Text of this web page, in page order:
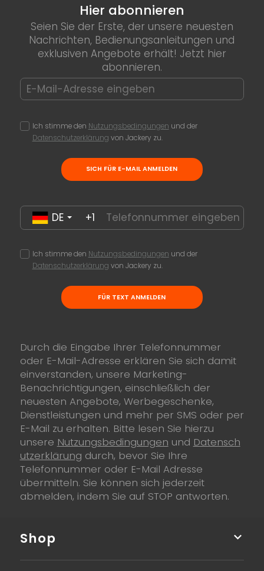
Hier abonnieren
Seien Sie der Erste, der unsere neuesten
Nachrichten, Bedienungsanleitungen und
exklusiven Angebote erhält! Jetzt hier
abonnieren.
Ich stimme den Nutzungsbedingungen und der
Datenschutzerklärung von Jackery zu.
SICH FÜR E-MAIL ANMELDEN
DE +1
Ich stimme den Nutzungsbedingungen und der
Datenschutzerklärung von Jackery zu.
FÜR TEXT ANMELDEN
Durch die Eingabe Ihrer Telefonnummer
oder E-Mail-Adresse erklären Sie sich damit
einverstanden, unsere Marketing-
Benachrichtigungen, einschließlich der
neuesten Angebote, Werbegeschenke,
Dienstleistungen und mehr per SMS oder per
E-Mail zu erhalten. Bitte lesen Sie hierzu
unsere Nutzungsbedingungen und Datensch
utzerklärung durch, bevor Sie Ihre
Telefonnummer oder E-Mail Adresse
übermitteln. Sie können sich jederzeit
abmelden, indem Sie auf STOP antworten.
Shop